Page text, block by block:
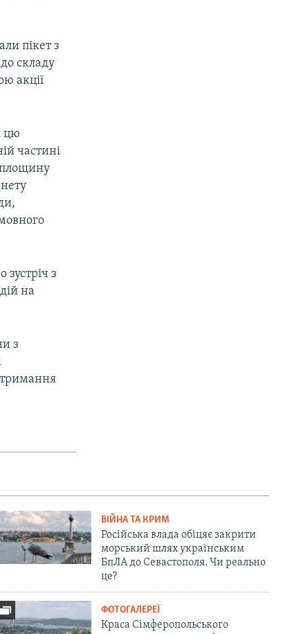
пікет з
складу
акції
цю
частині
площину
зустріч з
на
з
ВІЙНА ТА КРИМ
Російська влада обіцяє закрити
морський шлях українським
БпЛА до Севастополя. Чи реально
це?
ФОТОГАЛЕРЕЇ
Краса Сімферопольського